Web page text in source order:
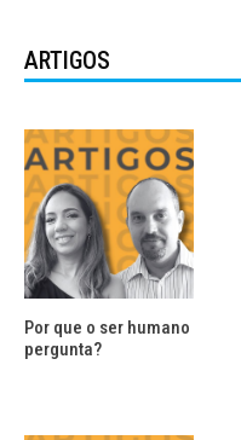
ARTIGOS
Por que o ser humano
pergunta?